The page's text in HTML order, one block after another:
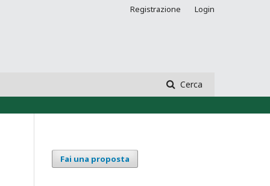
Cerca
Registrazione Login
Fai una proposta